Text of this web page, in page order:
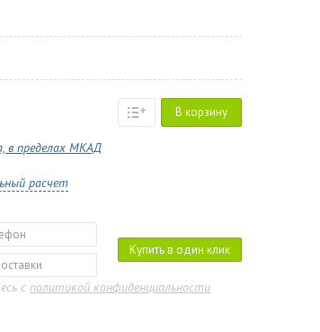
В корзину
в пределах МКАД
расчет
Купить в один клик
с политикой конфиденциальности